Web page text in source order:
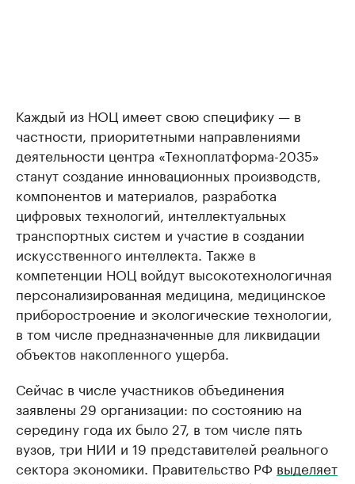
Каждый из НОЦ имеет свою специфику — в
частности, приоритетными направлениями
деятельности центра «Техноплатформа-2035»
станут создание инновационных производств,
компонентов и материалов, разработка
цифровых технологий, интеллектуальных
транспортных систем и участие в создании
искусственного интеллекта. Также в
компетенции НОЦ войдут высокотехнологичная
персонализированная медицина, медицинское
приборостроение и экологические технологии,
в том числе предназначенные для ликвидации
объектов накопленного ущерба.
Сейчас в числе участников объединения
заявлены 29 организации: по состоянию на
середину года их было 27, в том числе пять
вузов, три НИИ и 19 представителей реального
сектора экономики. Правительство РФ выделяет